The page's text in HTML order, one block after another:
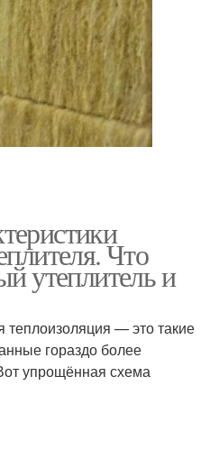
Что
утеплитель и
— это такие
гораздо более
упрощённая схема